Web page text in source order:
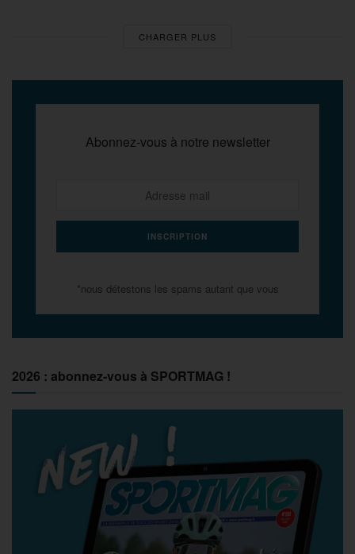
CHARGER PLUS
Abonnez-vous à notre newsletter
*nous détestons les spams autant que vous
2026 : abonnez-vous à SPORTMAG !